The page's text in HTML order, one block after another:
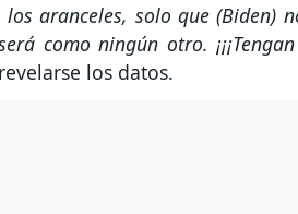
aranceles, solo que (Biden)
como ningún otro.
los datos.